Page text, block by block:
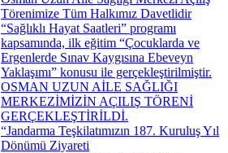
Törenimize Tüm Halkımız Davetlidir
“Sağlıklı Hayat Saatleri” programı
kapsamında, ilk eğitim “Çocuklarda ve
Ergenlerde Sınav Kaygısına Ebeveyn
Yaklaşımı” konusu ile gerçekleştirilmiştir.
OSMAN UZUN AİLE SAĞLIĞI
MERKEZİMİZİN AÇILIŞ TÖRENİ
GERÇEKLEŞTİRİLDİ.
“Jandarma Teşkilatımızın 187. Kuruluş Yıl
Dönümü Ziyareti